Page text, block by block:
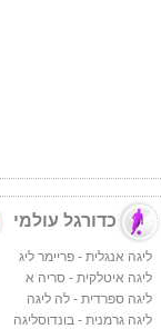
כדורגל עולמי
ליגה אנגלית - פריימר ליג
ליגה איטלקית - סריה א
ליגה ספרדית - לה ליגה
ליגה גרמנית - בונדוסליגה